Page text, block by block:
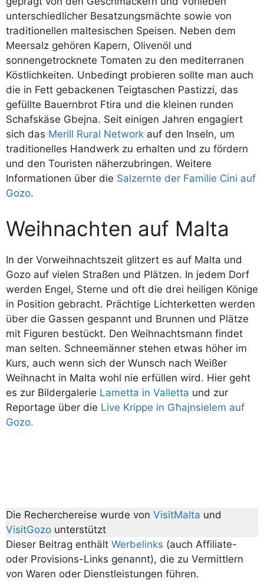
unterschiedlicher Besatzungsmächte sowie von
traditionellen maltesischen Speisen. Neben dem
Meersalz gehören Kapern, Olivenöl und
sonnengetrocknete Tomaten zu den mediterranen
Köstlichkeiten. Unbedingt probieren sollte man auch
die in Fett gebackenen Teigtaschen Pastizzi, das
gefüllte Bauernbrot Ftira und die kleinen runden
Schafskäse Gbejna. Seit einigen Jahren engagiert
sich das Merill Rural Network auf den Inseln, um
traditionelles Handwerk zu erhalten und zu fördern
und den Touristen näherzubringen. Weitere
Informationen über die Salzernte der Familie Cini auf
Gozo.
Weihnachten auf Malta
In der Vorweihnachtszeit glitzert es auf Malta und
Gozo auf vielen Straßen und Plätzen. In jedem Dorf
werden Engel, Sterne und oft die drei heiligen Könige
in Position gebracht. Prächtige Lichterketten werden
über die Gassen gespannt und Brunnen und Plätze
mit Figuren bestückt. Den Weihnachtsmann findet
man selten. Schneemänner stehen etwas höher im
Kurs, auch wenn sich der Wunsch nach Weißer
Weihnacht in Malta wohl nie erfüllen wird. Hier geht
es zur Bildergalerie Lametta in Valletta und zur
Reportage über die Live Krippe in Għajnsielem auf
Gozo.
Die Recherchereise wurde von VisitMalta und
VisitGozo unterstützt
Dieser Beitrag enthält Werbelinks (auch Affiliate-
oder Provisions-Links genannt), die zu Vermittlern
von Waren oder Dienstleistungen führen.